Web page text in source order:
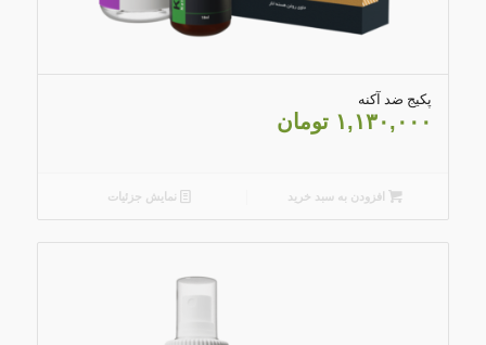
4.30
پکیج ضد آکنه
۱,۱۳۰,۰۰۰ تومان
افزودن به سبد خرید نمایش جزئیات